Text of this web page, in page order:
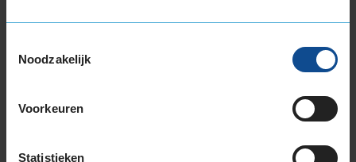
Noodzakelijk
Voorkeuren
Statistieken
3